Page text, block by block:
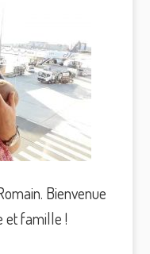
Bienvenue
et famille !